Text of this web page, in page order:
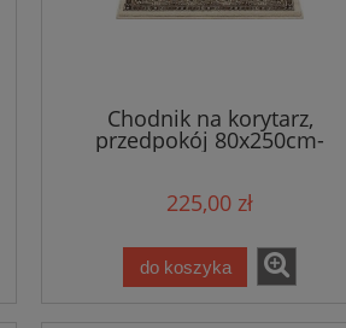
Chodnik na korytarz,
przedpokój 80x250cm-
NOURISTAN TABRIZ z krótkim
kremowo
225,00 zł
do koszyka